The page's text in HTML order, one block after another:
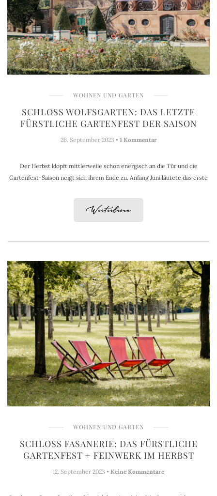
WOHNEN UND GARTEN
SCHLOSS WOLFSGARTEN: DAS LETZTE
FÜRSTLICHE GARTENFEST DER SAISON
26. September 2023 • 1 Kommentar
Der Herbst klopft mittlerweile schon energisch an die Tür und die
Gartenfest-Saison neigt sich ihrem Ende zu. Anfang Juni läutete das erste
Weiterlesen
WOHNEN UND GARTEN
SCHLOSS FASANERIE: DAS FÜRSTLICHE
GARTENFEST + FEINWERK IM HERBST
12. September 2023 • Keine Kommentare